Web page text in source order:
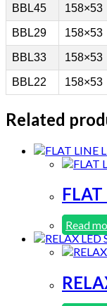
BBL45 158×53
BBL29 158×53
BBL33 158×53
BBL22 158×53
Related
Read